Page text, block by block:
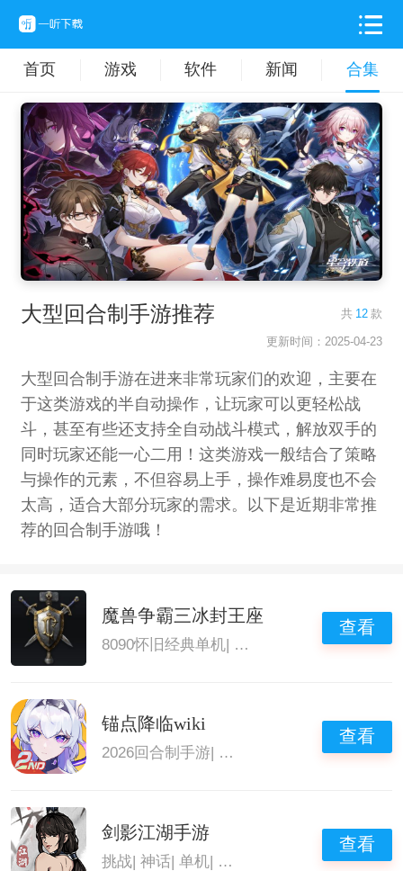
首页 游戏 软件 新闻 合集
大型回合制手游推荐 共 12 款
更新时间：2025-04-23
大型回合制手游在进来非常玩家们的欢迎，主要在
于这类游戏的半自动操作，让玩家可以更轻松战
斗，甚至有些还支持全自动战斗模式，解放双手的
同时玩家还能一心二用！这类游戏一般结合了策略
与操作的元素，不但容易上手，操作难易度也不会
太高，适合大部分玩家的需求。以下是近期非常推
荐的回合制手游哦！
魔兽争霸三冰封王座
8090怀旧经典单机| 经典塔防游戏|大型回合
查看
锚点降临wiki
2026回合制手游 策略养成游戏大全|策略单
查看
剑影江湖手游
挑战|神话|单机| 大型回合制手游推荐
查看